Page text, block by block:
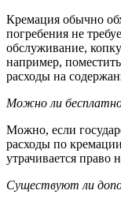
Кремация обычно
погребения не
обслуживание,
например,
расходы на
Можно ли
Можно, если
расходы по
утрачивается право
Существуют ли